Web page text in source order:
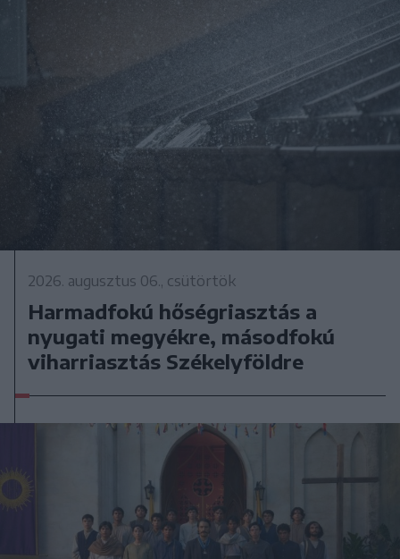
2026. augusztus 06., csütörtök
Harmadfokú hőségriasztás a
nyugati megyékre, másodfokú
viharriasztás Székelyföldre